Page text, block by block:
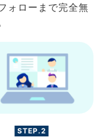
ォローまで完全無
STEP.2